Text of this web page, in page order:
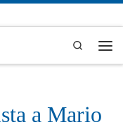
Search
a Mario